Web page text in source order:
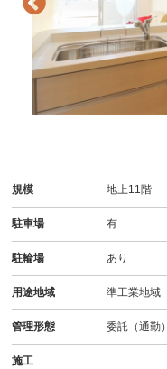
規模 地上11階
駐車場 有
駐輪場 あり
用途地域 準工業地域
管理形態 委託（通勤）
施工